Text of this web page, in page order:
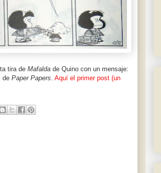
tira de Mafalda de Quino con un mensaje:
de Paper Papers. Aquí el primer post (un